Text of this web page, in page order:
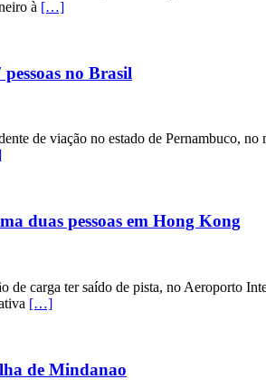
à […]
no Brasil
de viação no estado de Pernambuco,
duas pessoas em Hong Kong
de carga ter saído de pista, no Aeroporto
[…]
de Mindanao